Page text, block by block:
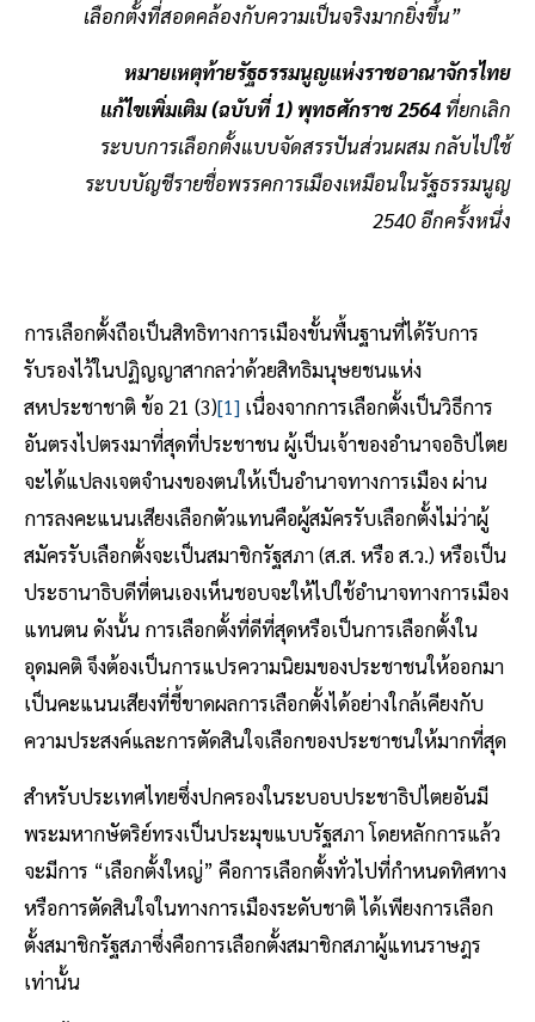
เลือกตั้งที่สอดคล้องกับความเป็นจริงมากยิ่งขึ้น”
หมายเหตุท้ายรัฐธรรมนูญแห่งราชอาณาจักรไทย
แก้ไขเพิ่มเติม (ฉบับที่ 1) พุทธศักราช 2564 ที่ยกเลิก
ระบบการเลือกตั้งแบบจัดสรรปันส่วนผสม กลับไปใช้
ระบบบัญชีรายชื่อพรรคการเมืองเหมือนในรัฐธรรมนูญ
2540 อีกครั้งหนึ่ง
การเลือกตั้งถือเป็นสิทธิทางการเมืองขั้นพื้นฐานที่ได้รับการ
รับรองไว้ในปฏิญญาสากลว่าด้วยสิทธิมนุษยชนแห่ง
สหประชาชาติ ข้อ 21 (3)[1] เนื่องจากการเลือกตั้งเป็นวิธีการ
อันตรงไปตรงมาที่สุดที่ประชาชน ผู้เป็นเจ้าของอำนาจอธิปไตย
จะได้แปลงเจตจำนงของตนให้เป็นอำนาจทางการเมือง ผ่าน
การลงคะแนนเสียงเลือกตัวแทนคือผู้สมัครรับเลือกตั้งไม่ว่าผู้
สมัครรับเลือกตั้งจะเป็นสมาชิกรัฐสภา (ส.ส. หรือ ส.ว.) หรือเป็น
ประธานาธิบดีที่ตนเองเห็นชอบจะให้ไปใช้อำนาจทางการเมือง
แทนตน ดังนั้น การเลือกตั้งที่ดีที่สุดหรือเป็นการเลือกตั้งใน
อุดมคติ จึงต้องเป็นการแปรความนิยมของประชาชนให้ออกมา
เป็นคะแนนเสียงที่ชี้ขาดผลการเลือกตั้งได้อย่างใกล้เคียงกับ
ความประสงค์และการตัดสินใจเลือกของประชาชนให้มากที่สุด
สำหรับประเทศไทยซึ่งปกครองในระบอบประชาธิปไตยอันมี
พระมหากษัตริย์ทรงเป็นประมุขแบบรัฐสภา โดยหลักการแล้ว
จะมีการ “เลือกตั้งใหญ่” คือการเลือกตั้งทั่วไปที่กำหนดทิศทาง
หรือการตัดสินใจในทางการเมืองระดับชาติ ได้เพียงการเลือก
ตั้งสมาชิกรัฐสภาซึ่งคือการเลือกตั้งสมาชิกสภาผู้แทนราษฎร
เท่านั้น